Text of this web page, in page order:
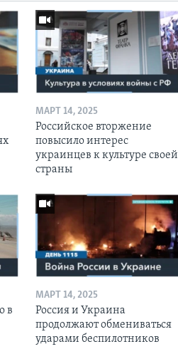
МАРТ 14, 2025
Российское вторжение
повысило интерес
украинцев к культуре своей
страны
в
МАРТ 14, 2025
Россия и Украина
продолжают обмениваться
ударами беспилотников